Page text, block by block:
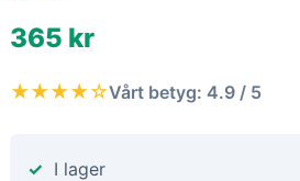
365 kr
★★★★☆Vårt betyg: 4.9 / 5
I lager